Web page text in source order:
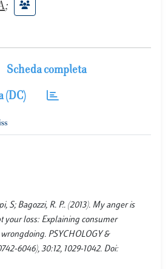
;
Scheda completa
(DC)
S; Bagozzi, R. P.. (2013). My anger is
your loss: Explaining consumer
PSYCHOLOGY &
6046), 30:12, 1029-1042. Doi: